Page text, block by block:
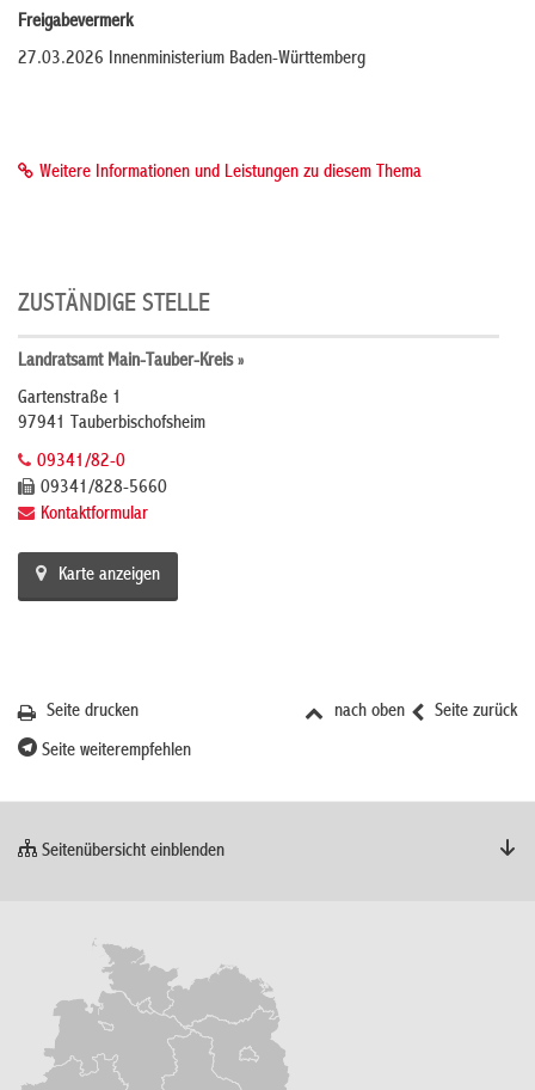
Freigabevermerk
27.03.2026 Innenministerium Baden-Württemberg
Weitere Informationen und Leistungen zu diesem Thema
ZUSTÄNDIGE STELLE
Landratsamt Main-Tauber-Kreis »
Gartenstraße 1
97941 Tauberbischofsheim
09341/82-0
09341/828-5660
Kontaktformular
Karte anzeigen
Seite zurück
nach oben
Seite drucken
Seite weiterempfehlen
Seitenübersicht einblenden